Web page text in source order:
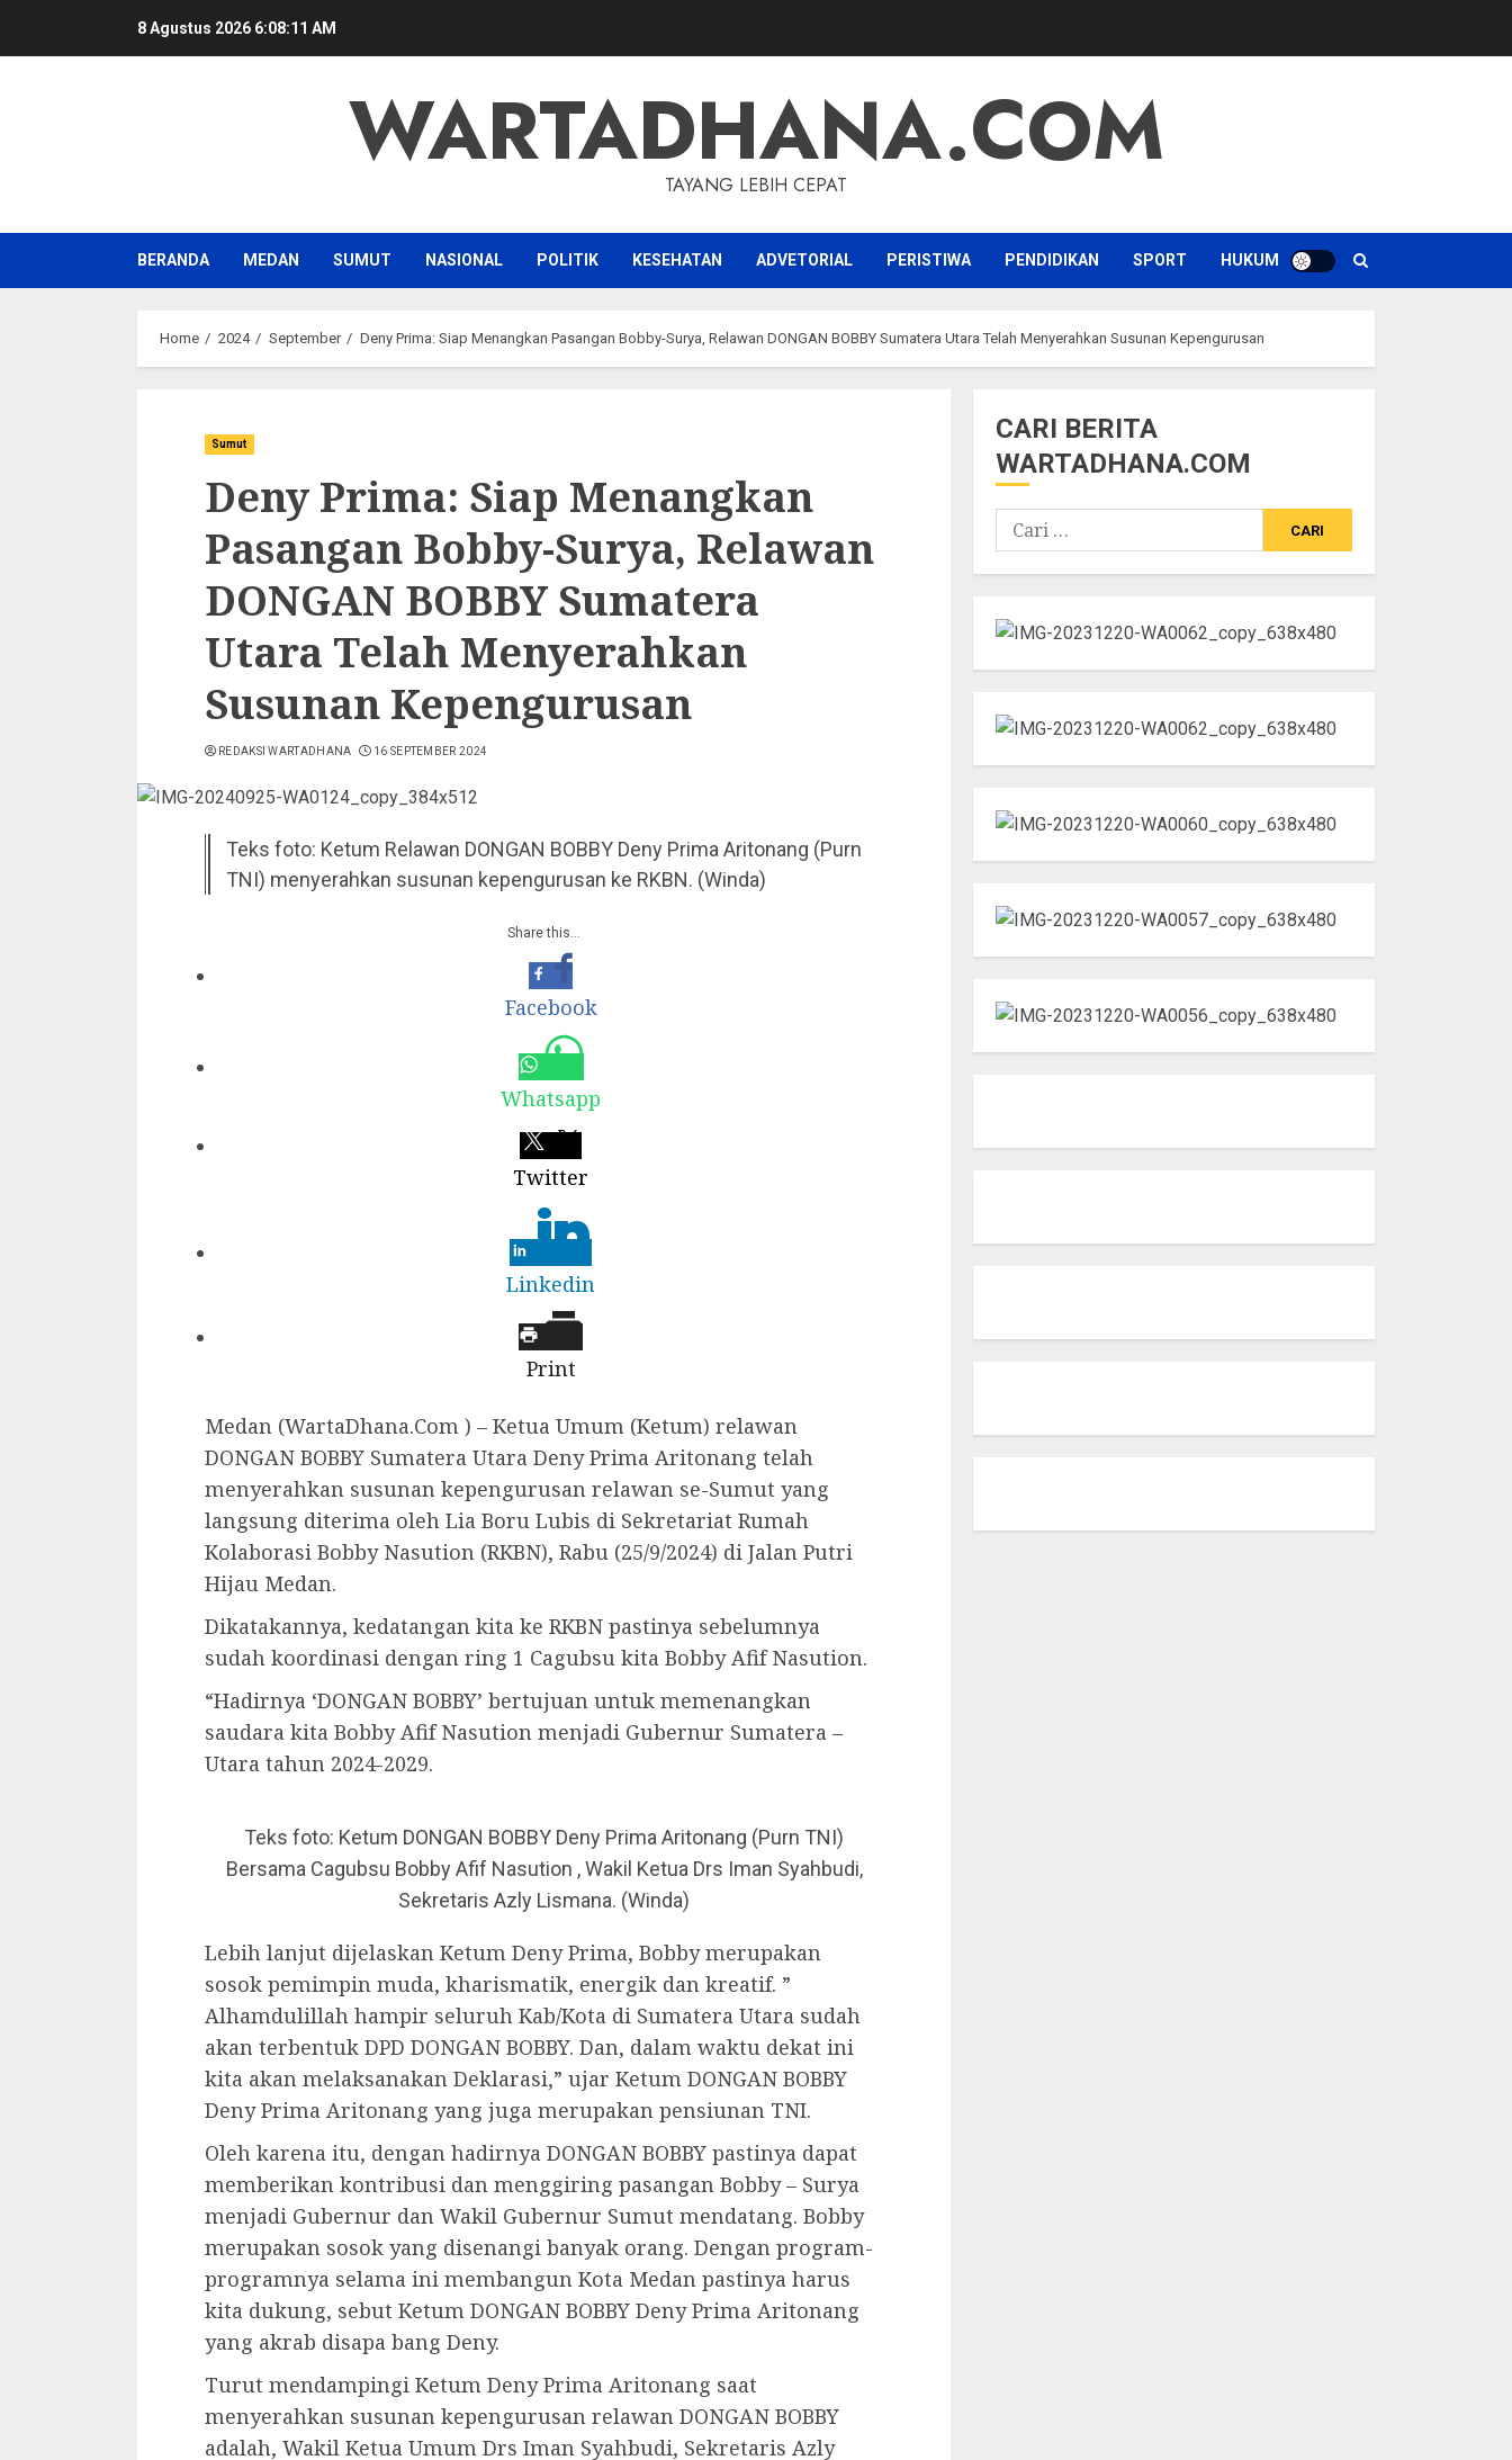
8 Agustus 2026 6:08:12 AM
WARTADHANA.COM
TAYANG LEBIH CEPAT
BERANDA MEDAN SUMUT NASIONAL POLITIK KESEHATAN ADVETORIAL PERISTIWA PENDIDIKAN SPORT HUKUM
Home 2024 September Deny Prima: Siap Menangkan Pasangan Bobby-Surya, Relawan DONGAN BOBBY Sumatera Utara Telah Menyerahkan Susunan Kepengurusan
Sumut
Deny Prima: Siap Menangkan
Pasangan Bobby-Surya, Relawan
DONGAN BOBBY Sumatera
Utara Telah Menyerahkan
Susunan Kepengurusan
REDAKSI WARTADHANA 16 SEPTEMBER 2024
Teks foto: Ketum Relawan DONGAN BOBBY Deny Prima Aritonang (Purn
TNI) menyerahkan susunan kepengurusan ke RKBN. (Winda)
Share this…
Facebook
Whatsapp
Twitter
Linkedin
Print
Medan (WartaDhana.Com ) – Ketua Umum (Ketum) relawan
DONGAN BOBBY Sumatera Utara Deny Prima Aritonang telah
menyerahkan susunan kepengurusan relawan se-Sumut yang
langsung diterima oleh Lia Boru Lubis di Sekretariat Rumah
Kolaborasi Bobby Nasution (RKBN), Rabu (25/9/2024) di Jalan Putri
Hijau Medan.
Dikatakannya, kedatangan kita ke RKBN pastinya sebelumnya
sudah koordinasi dengan ring 1 Cagubsu kita Bobby Afif Nasution.
“Hadirnya ‘DONGAN BOBBY’ bertujuan untuk memenangkan
saudara kita Bobby Afif Nasution menjadi Gubernur Sumatera –
Utara tahun 2024-2029.
Teks foto: Ketum DONGAN BOBBY Deny Prima Aritonang (Purn TNI)
Bersama Cagubsu Bobby Afif Nasution , Wakil Ketua Drs Iman Syahbudi,
Sekretaris Azly Lismana. (Winda)
Lebih lanjut dijelaskan Ketum Deny Prima, Bobby merupakan
sosok pemimpin muda, kharismatik, energik dan kreatif. ”
Alhamdulillah hampir seluruh Kab/Kota di Sumatera Utara sudah
akan terbentuk DPD DONGAN BOBBY. Dan, dalam waktu dekat ini
kita akan melaksanakan Deklarasi,” ujar Ketum DONGAN BOBBY
Deny Prima Aritonang yang juga merupakan pensiunan TNI.
Oleh karena itu, dengan hadirnya DONGAN BOBBY pastinya dapat
memberikan kontribusi dan menggiring pasangan Bobby – Surya
menjadi Gubernur dan Wakil Gubernur Sumut mendatang. Bobby
merupakan sosok yang disenangi banyak orang. Dengan program-
programnya selama ini membangun Kota Medan pastinya harus
kita dukung, sebut Ketum DONGAN BOBBY Deny Prima Aritonang
yang akrab disapa bang Deny.
Turut mendampingi Ketum Deny Prima Aritonang saat
menyerahkan susunan kepengurusan relawan DONGAN BOBBY
adalah, Wakil Ketua Umum Drs Iman Syahbudi, Sekretaris Azly
CARI BERITA
WARTADHANA.COM
Cari
untuk: